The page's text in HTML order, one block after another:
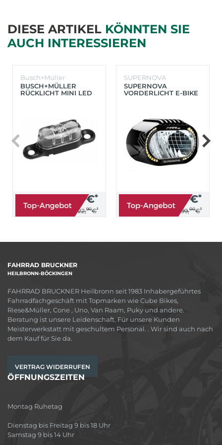
DIESE ARTIKEL KÖNNTEN SIE
AUCH INTERESSIEREN
Busch+Müller
BUSCH+MÜLLER
RÜCKLICHT MINI LED
95€*
statt22,90€*
SUPERNOVA
SUPERNOVA
VORDERLICHT E-BIKE
00€*
statt 299,00€*
FAHRRAD BRUCKNER
HEILBRONN-BÖCKINGEN
FAHRRAD BRUCKNER Heilbronn seit 1983 Inhabergeführtes
Fahrradfachgeschäft mit Topmarken wie Cube Bikes,
Riese&Müller, Cone , Uno, Van Raam, Puky und andere.
Beratung ist unsere Leidenschaft. Für unsere Kunden
Meisterwerkstatt mit geschultem Personal. . Wir sind auch nach
dem Kauf für Sie da.
VERTRAG WIDERRUFEN
ÖFFNUNGSZEITEN
Montag Ruhetag
Dienstag bis Freitag 9 bis 18 Uhr
Samstag 9 bis 14 Uhr